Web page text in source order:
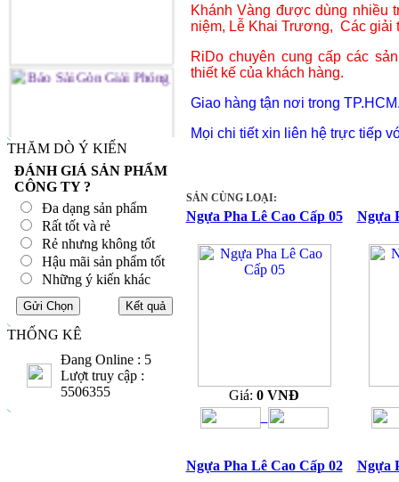
THĂM DÒ Ý KIẾN
ĐÁNH GIÁ SẢN PHẨM
CÔNG TY ?
Đa dạng sản phẩm
Rất tốt và rẻ
Rẻ nhưng không tốt
Hậu mãi sản phẩm tốt
Những ý kiến khác
THỐNG KÊ
Đang Online : 5
Lượt truy cập :
5506355
Khánh Vàng được dùng nhiều
niệm, Lễ Khai Trương, Các giải
RiDo chuyên cung cấp các
thiết kế của khách hàng.
Giao hàng tận nơi trong
Mọi chi tiết xin liên hệ trực tiếp
SẢN CÙNG LOẠI:
Ngựa Pha Lê Cao Cấp 05
Giá: 0 VNĐ
Ngựa
Ngựa Pha Lê Cao Cấp 02 Ngựa